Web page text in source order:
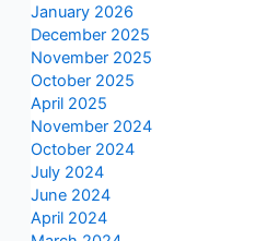
January 2026
December 2025
November 2025
October 2025
April 2025
November 2024
October 2024
July 2024
June 2024
April 2024